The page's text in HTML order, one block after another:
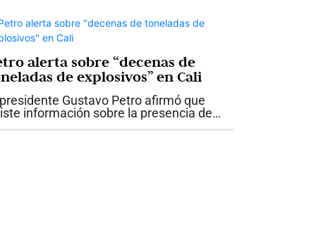
alerta sobre “decenas de
de explosivos” en Cali
Gustavo Petro afirmó que
información sobre la presencia de
en Cali y otras zonas del país